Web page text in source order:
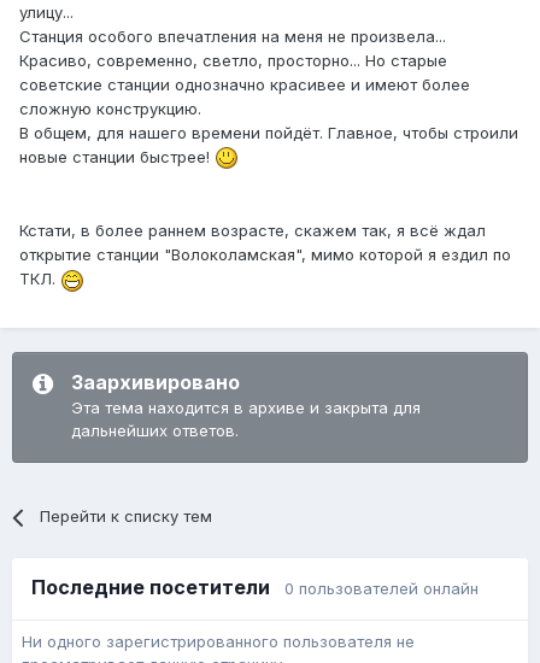
улицу...
Станция особого впечатления на меня не произвела...
Красиво, современно, светло, просторно... Но старые
советские станции однозначно красивее и имеют более
сложную конструкцию.
В общем, для нашего времени пойдёт. Главное, чтобы строили
новые станции быстрее!
Кстати, в более раннем возрасте, скажем так, я всё ждал
открытие станции "Волоколамская", мимо которой я ездил по
ТКЛ.
Заархивировано
Эта тема находится в архиве и закрыта для
дальнейших ответов.
Перейти к списку тем
Последние посетители 0 пользователей онлайн
Ни одного зарегистрированного пользователя не